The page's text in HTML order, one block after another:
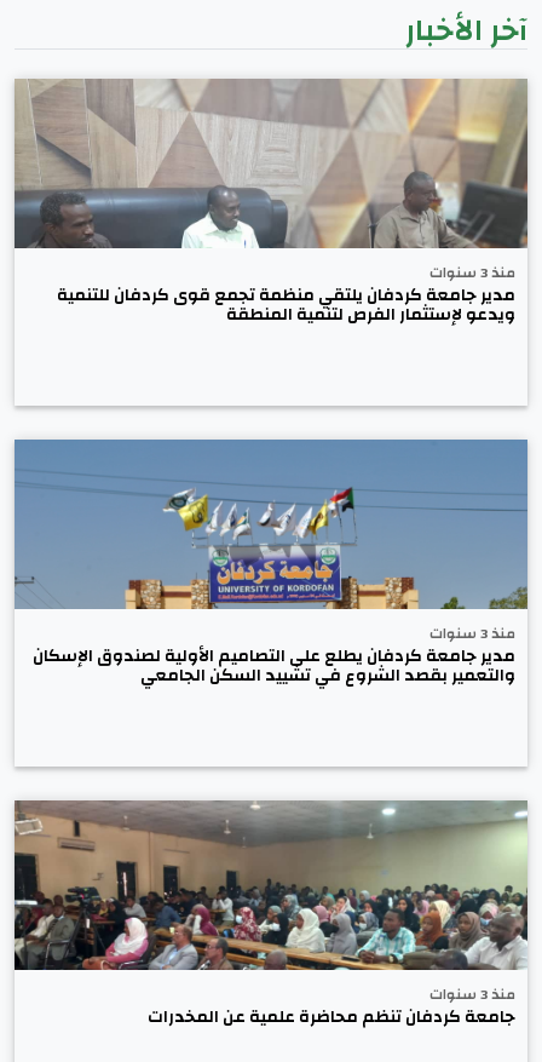
آخر الأخبار
منذ 3 سنوات
مدير جامعة كردفان يلتقي منظمة تجمع قوى كردفان للتنمية
ويدعو لإستثمار الفرص لتنمية المنطقة
منذ 3 سنوات
مدير جامعة كردفان يطلع على التصاميم الأولية لصندوق الإسكان
والتعمير بقصد الشروع في تشييد السكن الجامعي
منذ 3 سنوات
جامعة كردفان تنظم محاضرة علمية عن المخدرات